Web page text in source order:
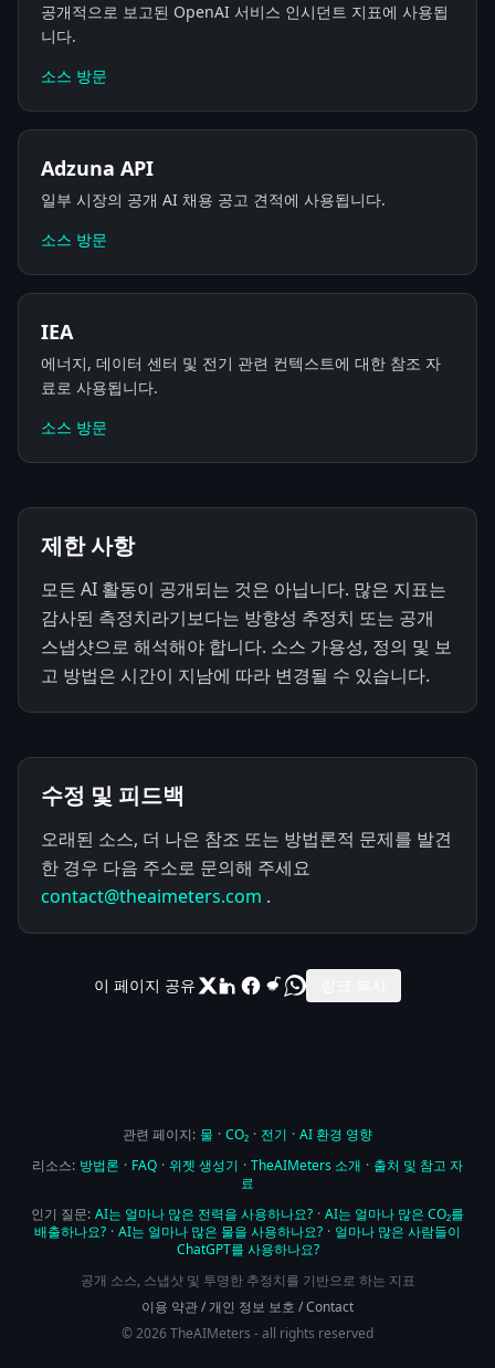
공개적으로 보고된 OpenAI 서비스 인시던트 지표에 사용됩
니다.
소스 방문
Adzuna API
일부 시장의 공개 AI 채용 공고 견적에 사용됩니다.
소스 방문
IEA
에너지, 데이터 센터 및 전기 관련 컨텍스트에 대한 참조 자
료로 사용됩니다.
소스 방문
제한 사항
모든 AI 활동이 공개되는 것은 아닙니다. 많은 지표는
감사된 측정치라기보다는 방향성 추정치 또는 공개
스냅샷으로 해석해야 합니다. 소스 가용성, 정의 및 보
고 방법은 시간이 지남에 따라 변경될 수 있습니다.
수정 및 피드백
오래된 소스, 더 나은 참조 또는 방법론적 문제를 발견
한 경우 다음 주소로 문의해 주세요
contact@theaimeters.com .
이 페이지 공유
관련 페이지: 물 · CO₂ · 전기 · AI 환경 영향
리소스: 방법론 · FAQ · 위젯 생성기 · TheAIMeters 소개 · 출처 및 참고 자
료
인기 질문: AI는 얼마나 많은 전력을 사용하나요? · AI는 얼마나 많은 CO₂를
배출하나요? · AI는 얼마나 많은 물을 사용하나요? · 얼마나 많은 사람들이
ChatGPT를 사용하나요?
공개 소스, 스냅샷 및 투명한 추정치를 기반으로 하는 지표
이용 약관/개인 정보 보호 /Contact
© 2026 TheAIMeters - all rights reserved